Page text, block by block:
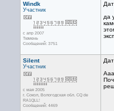
Windk
Участник
с апр 2007
Тюмень
Сообщений: 3751
да
Silent
Участник
с мая 2005
г. Сокол, Вологодская обл. CQ de
RA1QLL!
Сообщений: 4469